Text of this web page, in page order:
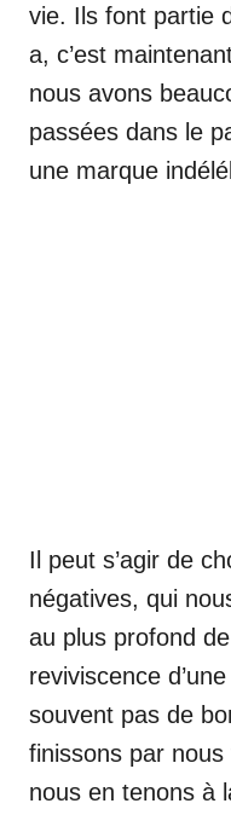
vie. Ils font partie
a, c’est
nous avons
passées dans le
une marque
Il peut s’agir de
négatives, qui
au plus profond
reviviscence
souvent pas de
finissons par
nous en tenons à